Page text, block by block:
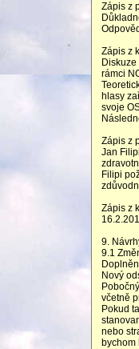
Zápis z
Zápis z
rámci
hlasy
svoje
Zápis z
Jan
Filipi
Zápis z
9.
9.1
Nový
včetně
Pokud
nebo
bychom